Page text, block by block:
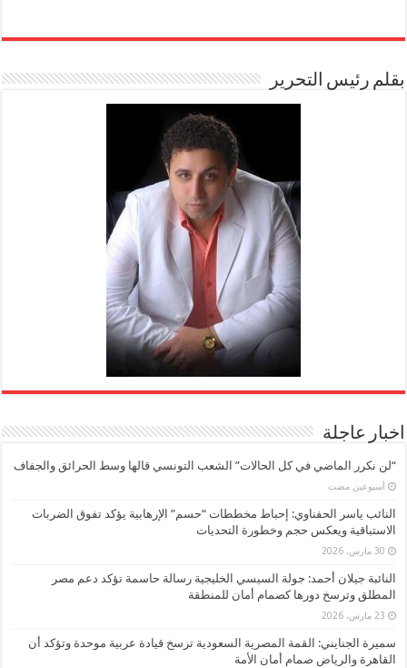
بقلم رئيس التحرير
اخبار عاجلة
“لن نكرر الماضي في كل الحالات” الشعب التونسي قالها وسط الحرائق والجفاف
‏أسبوعين مضت
النائب ياسر الحفناوي: إحباط مخططات “حسم” الإرهابية يؤكد تفوق الضربات
الاستباقية ويعكس حجم وخطورة التحديات
30 مارس، 2026
النائبة جيلان أحمد: جولة السيسي الخليجية رسالة حاسمة تؤكد دعم مصر
المطلق وترسخ دورها كصمام أمان للمنطقة
23 مارس، 2026
سميرة الجنايني: القمة المصرية السعودية ترسخ قيادة عربية موحدة وتؤكد أن
القاهرة والرياض صمام أمان الأمة